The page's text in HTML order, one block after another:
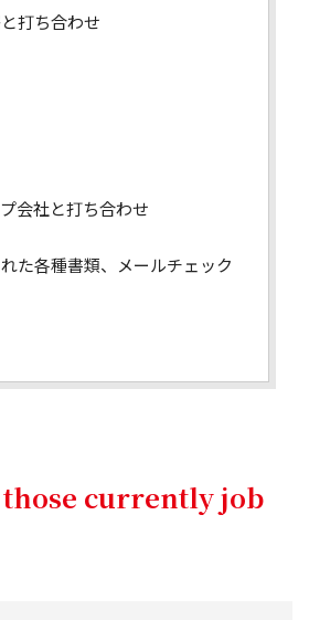
打ち合わせ
会社と打ち合わせ
た各種書類、メールチェック
those currently job